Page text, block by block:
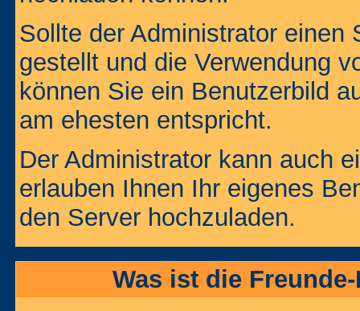
Sollte der Administrator einen
gestellt und die Verwendung
können Sie ein Benutzerbild
am ehesten entspricht.
Der Administrator kann auch
erlauben Ihnen Ihr eigenes
den Server hochzuladen.
Was ist die